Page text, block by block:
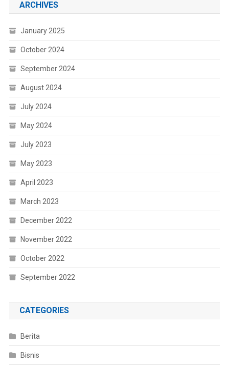
ARCHIVES
January 2025
October 2024
September 2024
August 2024
July 2024
May 2024
July 2023
May 2023
April 2023
March 2023
December 2022
November 2022
October 2022
September 2022
CATEGORIES
Berita
Bisnis